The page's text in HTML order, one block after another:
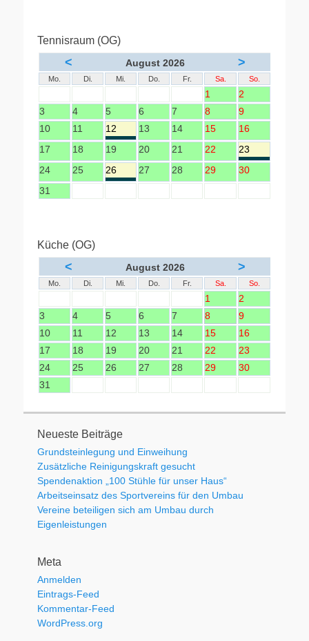
Tennisraum (OG)
< August 2026 >
Mo. Di. Mi. Do. Fr. Sa. So.
1
2
3
4 5 6 7 8
9
10
11 12 13 14 15
16
17
18 19 20 21 22
23
24
25 26 27 28 29
30
31
Küche (OG)
< August 2026 >
Mo. Di. Mi. Do. Fr. Sa. So.
1
2
3
4 5 6 7 8
9
10
11 12 13 14 15
16
17
18 19 20 21 22
23
24
25 26 27 28 29
30
31
Neueste Beiträge
Grundsteinlegung und Einweihung
Zusätzliche Reinigungskraft gesucht
Spendenaktion „100 Stühle für unser Haus“
Arbeitseinsatz des Sportvereins für den Umbau
Vereine beteiligen sich am Umbau durch
Eigenleistungen
Meta
Anmelden
Eintrags-Feed
Kommentar-Feed
WordPress.org